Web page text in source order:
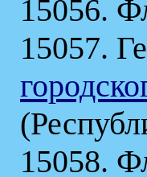
15056.
15057.
15058.